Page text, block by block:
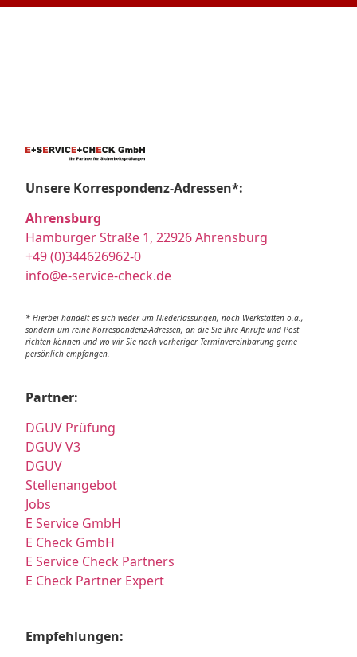
Unsere Korrespondenz-Adressen*:
Ahrensburg
Hamburger Straße 1, 22926 Ahrensburg
+49 (0)344626962-0
info@e-service-check.de
* Hierbei handelt es sich weder um Niederlassungen, noch Werkstätten o.ä.,
sondern um reine Korrespondenz-Adressen, an die Sie Ihre Anrufe und Post
richten können und wo wir Sie nach vorheriger Terminvereinbarung gerne
persönlich empfangen.
Partner:
DGUV Prüfung
DGUV V3
DGUV
Stellenangebot
Jobs
E Service GmbH
E Check GmbH
E Service Check Partners
E Check Partner Expert
Empfehlungen: